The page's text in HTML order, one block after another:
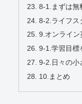
8-1.まずは無
8-2.ライフス
9.オンライン
9-1.学習目標
9-2.日々の小
10.まとめ